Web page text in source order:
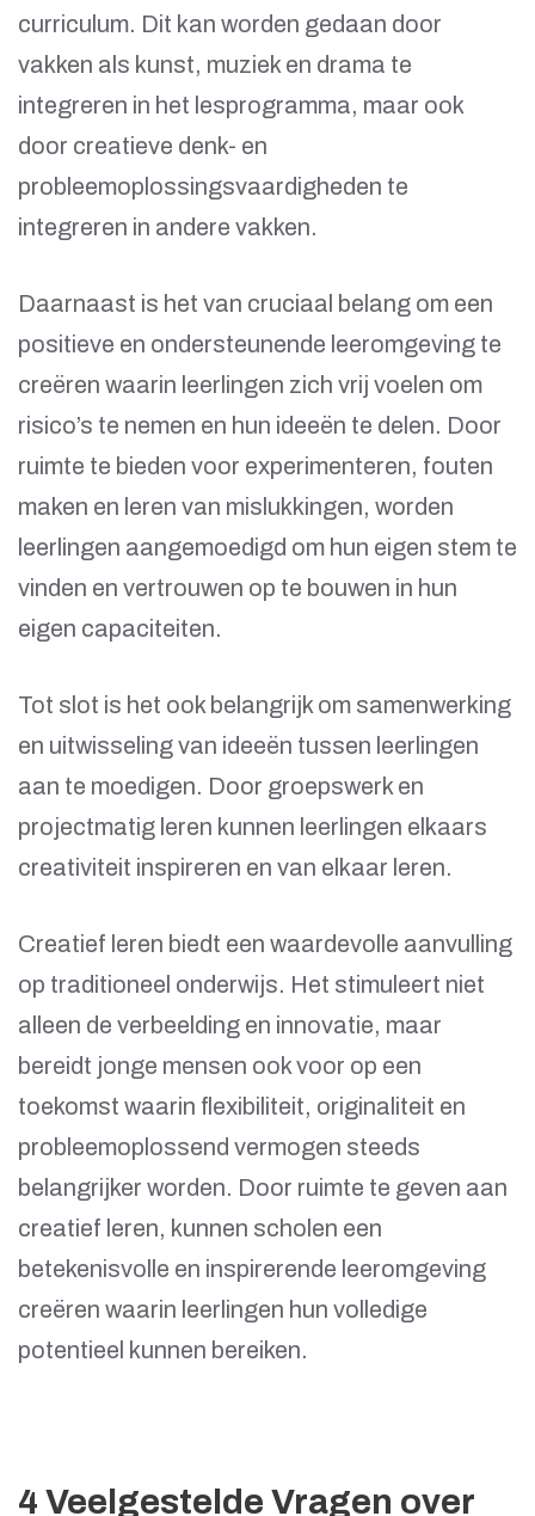
curriculum. Dit kan worden gedaan door
vakken als kunst, muziek en drama te
integreren in het lesprogramma, maar ook
door creatieve denk- en
probleemoplossingsvaardigheden te
integreren in andere vakken.
Daarnaast is het van cruciaal belang om een
positieve en ondersteunende leeromgeving te
creëren waarin leerlingen zich vrij voelen om
risico’s te nemen en hun ideeën te delen. Door
ruimte te bieden voor experimenteren, fouten
maken en leren van mislukkingen, worden
leerlingen aangemoedigd om hun eigen stem te
vinden en vertrouwen op te bouwen in hun
eigen capaciteiten.
Tot slot is het ook belangrijk om samenwerking
en uitwisseling van ideeën tussen leerlingen
aan te moedigen. Door groepswerk en
projectmatig leren kunnen leerlingen elkaars
creativiteit inspireren en van elkaar leren.
Creatief leren biedt een waardevolle aanvulling
op traditioneel onderwijs. Het stimuleert niet
alleen de verbeelding en innovatie, maar
bereidt jonge mensen ook voor op een
toekomst waarin flexibiliteit, originaliteit en
probleemoplossend vermogen steeds
belangrijker worden. Door ruimte te geven aan
creatief leren, kunnen scholen een
betekenisvolle en inspirerende leeromgeving
creëren waarin leerlingen hun volledige
potentieel kunnen bereiken.
4 Veelgestelde Vragen over